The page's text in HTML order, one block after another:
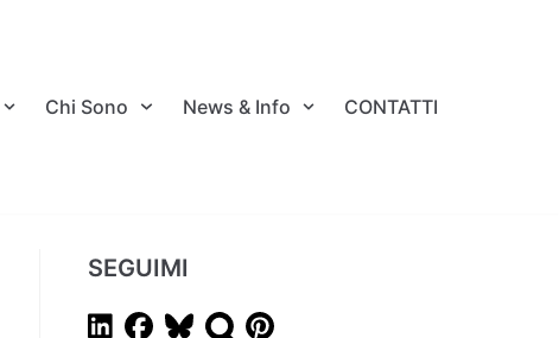
Chi Sono News & Info CONTATTI
SEGUIMI